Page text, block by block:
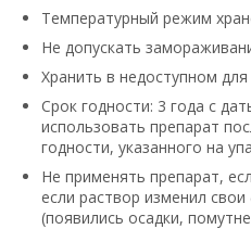
Температурный режим
Не допускать
Хранить в недоступном
Срок годности: 3 года с
использовать препарат
годности, указанного на
Не применять препарат,
если раствор изменил
(появились осадки,